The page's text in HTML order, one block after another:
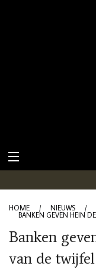
HOME / NIEUWS
/
BANKEN GEVEN HEIN
Banken
van de twijfel